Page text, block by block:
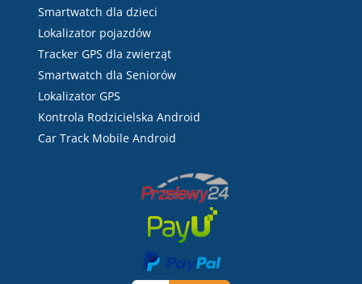
Smartwatch dla dzieci
Lokalizator pojazdów
Tracker GPS dla zwierząt
Smartwatch dla Seniorów
Lokalizator GPS
Kontrola Rodzicielska Android
Car Track Mobile Android